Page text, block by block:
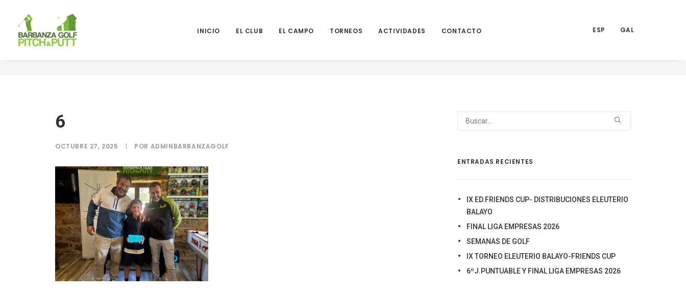
INICIO EL CLUB EL CAMPO TORNEOS ACTIVIDADES CONTACTO ESP GAL
6
OCTUBRE 27, 2025 | POR ADMINBARBANZAGOLF
ENTRADAS RECIENTES
IX ED.FRIENDS CUP- DISTRIBUCIONES ELEUTERIO
BALAYO
FINAL LIGA EMPRESAS 2026
SEMANAS DE GOLF
IX TORNEO ELEUTERIO BALAYO-FRIENDS CUP
6ºJ.PUNTUABLE Y FINAL LIGA EMPRESAS 2026